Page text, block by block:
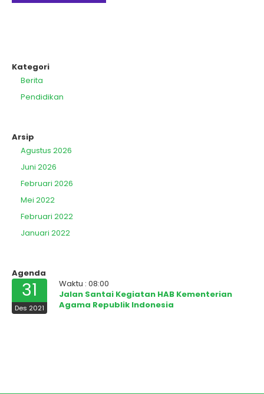
Kategori
Berita
Pendidikan
Arsip
Agustus 2026
Juni 2026
Februari 2026
Mei 2022
Februari 2022
Januari 2022
Agenda
31
Des 2021
Waktu : 08:00
Jalan Santai Kegiatan HAB Kementerian
Agama Republik Indonesia